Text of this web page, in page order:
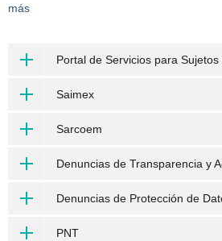
más
Portal de Servicios para
Saimex
Sarcoem
Denuncias de Transparencia y
Denuncias de Protección de
PNT